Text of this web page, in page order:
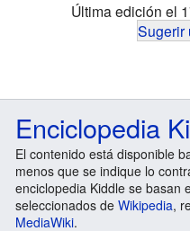
Última edición el
Sugerir
Enciclopedia
El contenido está disponible
menos que se indique lo
enciclopedia Kiddle se basan
seleccionados de Wikipedia,
MediaWiki.